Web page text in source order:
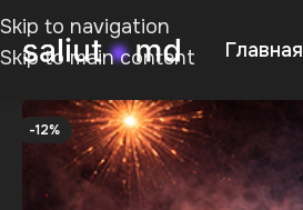
Skip to navigation
Skip to main content
Главная
-12%